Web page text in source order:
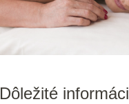
Dôležité